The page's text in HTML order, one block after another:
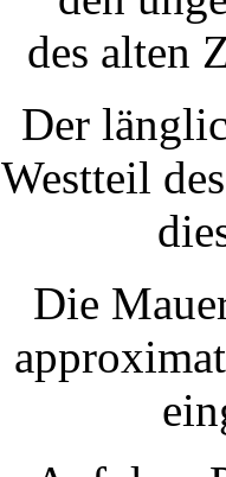
des alten
Der
Westteil
Die